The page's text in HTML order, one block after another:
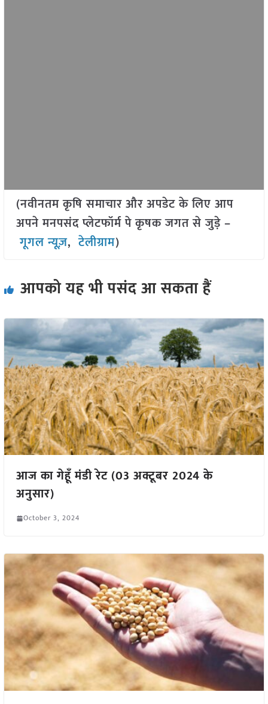
(नवीनतम कृषि समाचार और अपडेट के लिए आप
अपने मनपसंद प्लेटफॉर्म पे कृषक जगत से जुड़े –
गूगल न्यूज़,टेलीग्राम)
आपको यह भी पसंद आ सकता हैं
आज का गेहूँ मंडी रेट (03 अक्टूबर 2024 के
अनुसार)
October 3, 2024